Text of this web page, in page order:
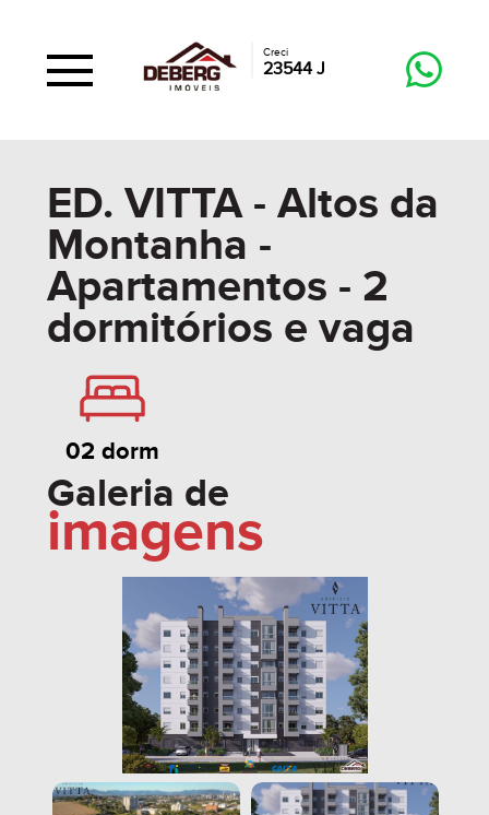
Creci
23544 J
ED. VITTA - Altos da
Montanha -
Apartamentos - 2
dormitórios e vaga
02 dorm
Galeria de
imagens